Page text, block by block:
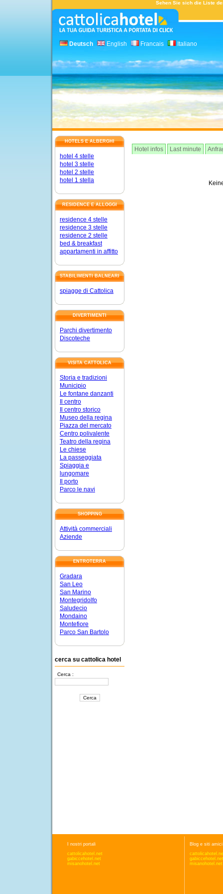
Sehen Sie sich die Liste
Deutsch English Francais Italiano
HOTELS E ALBERGHI
hotel 4 stelle
hotel 3 stelle
hotel 2 stelle
hotel 1 stella
RESIDENCE E ALLOGGI
residence 4 stelle
residence 3 stelle
residence 2 stelle
bed & breakfast
appartamenti in affitto
STABILIMENTI BALNEARI
spiagge di Cattolica
DIVERTIMENTI
Parchi divertimento
Discoteche
VISITA CATTOLICA
Storia e tradizioni
Municipio
Le fontane danzanti
Il centro
Il centro storico
Museo della regina
Piazza del mercato
Centro polivalente
Teatro della regina
Le chiese
La passeggiata
Spiaggia e
lungomare
Il porto
Parco le navi
SHOPPING
Attività commerciali
Aziende
ENTROTERRA
Gradara
San Leo
San Marino
Montegridolfo
Saludecio
Mondaino
Montefiore
Parco San Bartolo
cerca su cattolica hotel
Cerca :
Hotel infos Last minute
I nostri portali
cattolicahotel.net
gabiccehotel.net
misanohotel.net
Blog e siti amici
gabiccehotel.net
misanohotel.net